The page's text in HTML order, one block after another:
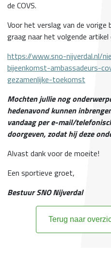
de COVS.
Voor het verslag van de vorige
graag naar het volgende
https://www.sno-nijverdal.nl/
bijeenkomst-ambassadeurs-
gezamenlijke-toekomst
Mochten jullie nog
hedenavond kunnen
vandaag per e-mail/
doorgeven, zodat hij deze
Alvast dank voor de moeite!
Een sportieve groet,
Bestuur SNO Nijverdal
Terug naar